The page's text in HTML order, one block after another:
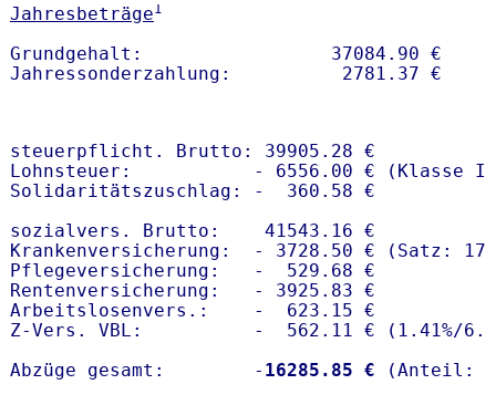
Jahresbeträge1
Grundgehalt:                 37084.90 €
steuerpflicht. Brutto: 39905.28 €
Lohnsteuer:           - 6556.00 € (Klasse I)
Solidaritätszuschlag: -  360.58 €
sozialvers. Brutto:    41543.16 €
Krankenversicherung:  - 3728.50 € (Satz:
Pflegeversicherung:   -  529.68 €
Rentenversicherung:   - 3925.83 €
Arbeitslosenvers.:    -  623.15 €
Z-Vers. VBL:          -  562.11 € ( 1.41%/
Abzüge gesamt:        - 16285.85 €